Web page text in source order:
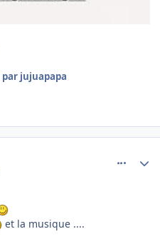
par jujuapapa
et la musique ....